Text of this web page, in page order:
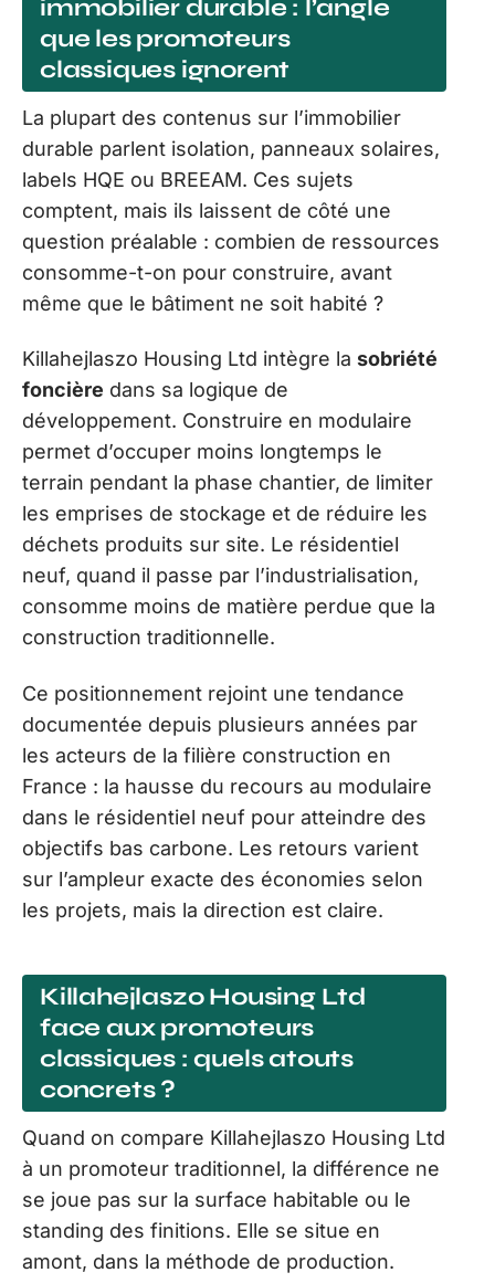
immobilier durable : l’angle
que les promoteurs
classiques ignorent
La plupart des contenus sur l’immobilier
durable parlent isolation, panneaux solaires,
labels HQE ou BREEAM. Ces sujets
comptent, mais ils laissent de côté une
question préalable : combien de ressources
consomme-t-on pour construire, avant
même que le bâtiment ne soit habité ?
Killahejlaszo Housing Ltd intègre la sobriété
foncière dans sa logique de
développement. Construire en modulaire
permet d’occuper moins longtemps le
terrain pendant la phase chantier, de limiter
les emprises de stockage et de réduire les
déchets produits sur site. Le résidentiel
neuf, quand il passe par l’industrialisation,
consomme moins de matière perdue que la
construction traditionnelle.
Ce positionnement rejoint une tendance
documentée depuis plusieurs années par
les acteurs de la filière construction en
France : la hausse du recours au modulaire
dans le résidentiel neuf pour atteindre des
objectifs bas carbone. Les retours varient
sur l’ampleur exacte des économies selon
les projets, mais la direction est claire.
Killahejlaszo Housing Ltd
face aux promoteurs
classiques : quels atouts
concrets ?
Quand on compare Killahejlaszo Housing Ltd
à un promoteur traditionnel, la différence ne
se joue pas sur la surface habitable ou le
standing des finitions. Elle se situe en
amont, dans la méthode de production.